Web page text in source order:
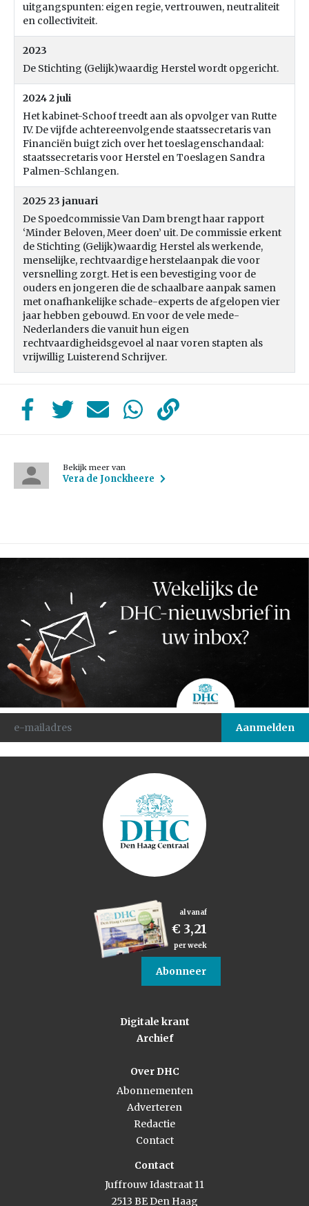
uitgangspunten: eigen regie, vertrouwen, neutraliteit
en collectiviteit.
2023
De Stichting (Gelijk)waardig Herstel wordt opgericht.
2024 2 juli
Het kabinet-Schoof treedt aan als opvolger van Rutte
IV. De vijfde achtereenvolgende staatssecretaris van
Financiën buigt zich over het toeslagenschandaal:
staatssecretaris voor Herstel en Toeslagen Sandra
Palmen-Schlangen.
2025 23 januari
De Spoedcommissie Van Dam brengt haar rapport
‘Minder Beloven, Meer doen’ uit. De commissie erkent
de Stichting (Gelijk)waardig Herstel als werkende,
menselijke, rechtvaardige herstelaanpak die voor
versnelling zorgt. Het is een bevestiging voor de
ouders en jongeren die de schaalbare aanpak samen
met onafhankelijke schade-experts de afgelopen vier
jaar hebben gebouwd. En voor de vele mede-
Nederlanders die vanuit hun eigen
rechtvaardigheidsgevoel al naar voren stapten als
vrijwillig Luisterend Schrijver.
Bekijk meer van
Vera de Jonckheere
al vanaf
€ 3,21
per week
Abonneer
Digitale krant
Archief
Over DHC
Abonnementen
Adverteren
Redactie
Contact
Contact
Juffrouw Idastraat 11
2513 BE Den Haag